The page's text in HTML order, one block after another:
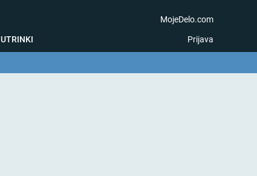
UTRINKI
MojeDelo.com
Prijava